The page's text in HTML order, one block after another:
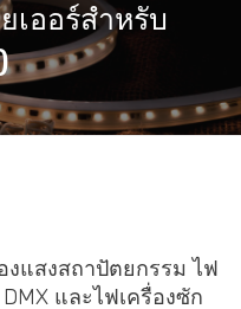
เออร์สำหรับ
แสงสถาปัตยกรรม ไฟ
และไฟเครื่องซัก